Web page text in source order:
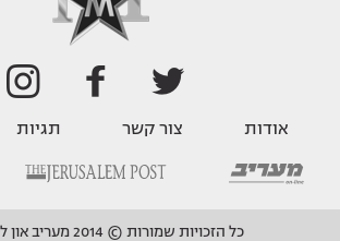
אודות צור קשר תגיות
כל הזכויות שמורות © 2014 מעריב און ליין בע"מ.